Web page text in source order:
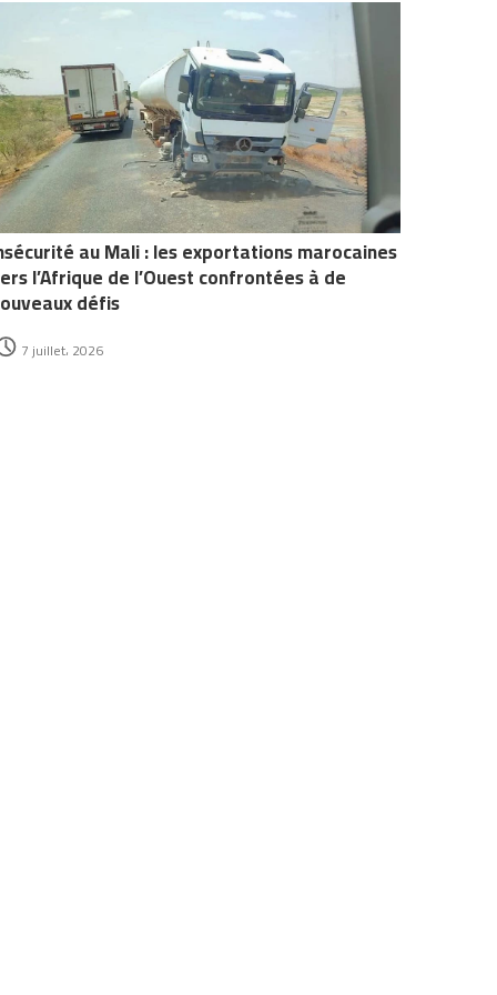
au Mali : les exportations marocaines
l’Afrique de l’Ouest confrontées à de
défis
7 juillet، 2026